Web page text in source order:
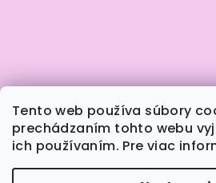
Tento web používa súbory
prechádzaním tohto webu
ich používaním. Pre viac